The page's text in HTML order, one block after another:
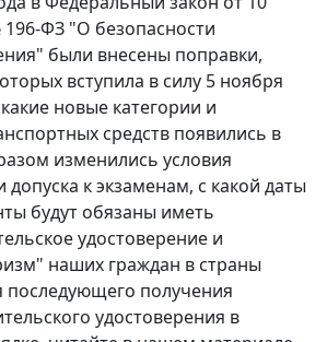
196-ФЗ "О безопасности
были внесены поправки,
вступила в силу 5 ноября
новые категории и
средств появились в
изменились условия
к экзаменам, с какой даты
будут обязаны иметь
удостоверение и
наших граждан в страны
последующего получения
удостоверения в